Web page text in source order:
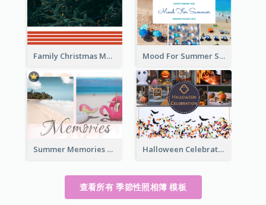
Family Christmas Memories Seasonal Photo Book Mood For Summer Seasonal Photo Book
Summer Memories Seasonal Photo Book Halloween Celebration Photo Book
查看所有 季節性照相簿 模板